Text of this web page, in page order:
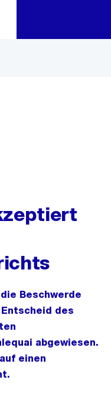
Beschwerde
des
abgewiesen.
einen